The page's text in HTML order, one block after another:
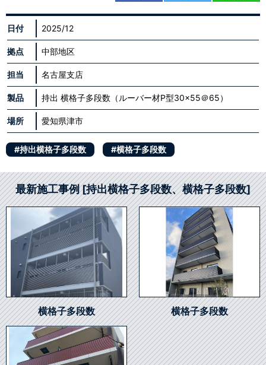
日付 2025/12
拠点 中部地区
担当 名古屋支店
製品 持出 横格子多段数（ルーバー材P型30×55＠65）
場所 愛知県津市
#持出横格子多段数 #横格子多段数
最新施工事例 [持出横格子多段数、横格子多段数]
横格子多段数 横格子多段数